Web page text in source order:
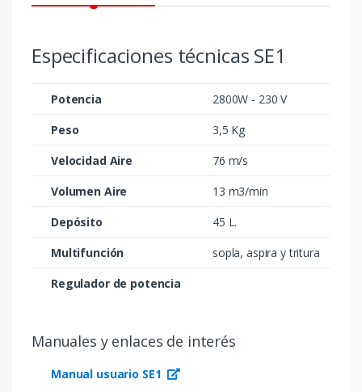
Especificaciones técnicas SE1
Potencia
2800W - 230 V
Peso
3,5 Kg
Velocidad Aire
76 m/s
Volumen Aire
13 m3/min
Depósito
45 L.
Multifunción
sopla, aspira y tritura
Regulador de potencia
Manuales y enlaces de interés
Manual usuario SE1